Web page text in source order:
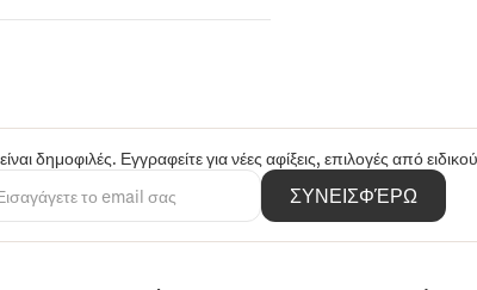
δημοφιλές. Εγγραφείτε για νέες αφίξεις, επιλογές από
ΣΥΝΕΙΣΦΈΡΩ